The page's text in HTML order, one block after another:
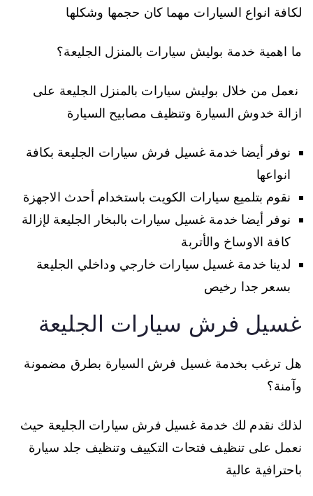
لكافة انواع السيارات مهما كان حجمها وشكلها
ما اهمية خدمة بوليش سيارات بالمنزل الجليعة؟
نعمل من خلال بوليش سيارات بالمنزل الجليعة على
ازالة خدوش السيارة وتنظيف مصابيح السيارة
نوفر أيضا خدمة غسيل فرش سيارات الجليعة بكافة
انواعها
نقوم بتلميع سيارات الكويت باستخدام أحدث الاجهزة
نوفر أيضا خدمة غسيل سيارات بالبخار الجليعة لإزالة
كافة الاوساخ والأتربة
لدينا خدمة غسيل سيارات خارجي وداخلي الجليعة
بسعر جدا رخيص
غسيل فرش سيارات الجليعة
هل ترغب بخدمة غسيل فرش السيارة بطرق مضمونة
وآمنة؟
لذلك نقدم لك خدمة غسيل فرش سيارات الجليعة حيث
نعمل على تنظيف فتحات التكييف وتنظيف جلد سيارة
باحترافية عالية